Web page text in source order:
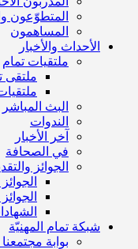
المتطوّعون
المساهمون
الأحداث والأخبار
ملتقيات تمام
ملتقى
البث المباشر
الندوات
آخر الأخبار
في الصحافة
الجوائز
شبكة تمام المهنيّة
بوابة